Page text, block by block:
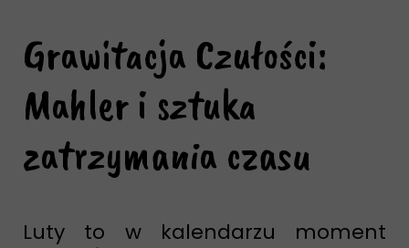
Grawitacja Czułości:
Mahler i sztuka
zatrzymania czasu
Luty to w kalendarzu moment